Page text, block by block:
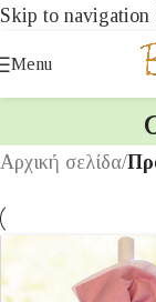
Skip to navigation
Menu
Αρχική σελίδα/